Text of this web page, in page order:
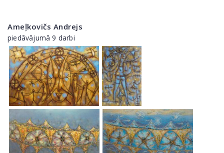
Ameļkovičs Andrejs
piedāvājumā 9 darbi